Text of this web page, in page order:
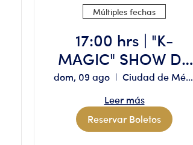
Múltiples fechas
17:00 hrs | "K-
MAGIC" SHOW DE
MAGIA MUSICAL
Aforo limitado,
reserva solo si
tienes
dom, 09 ago
Ciudad de México
Leer más
Reservar Boletos